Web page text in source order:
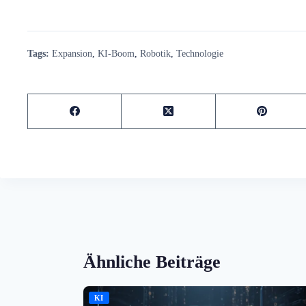
Tags: Expansion KI-Boom Robotik Technologie
Ähnliche Beiträge
KI